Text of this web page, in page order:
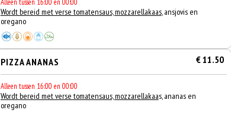
Alleen tussen 16:00 en 00:00
Wordt bereid met verse tomatensaus, mozzarellakaas, ansjovis en
oregano
PIZZA ANANAS € 11.50
Alleen tussen 16:00 en 00:00
Wordt bereid met verse tomatensaus, mozzarellakaas, ananas en
oregano